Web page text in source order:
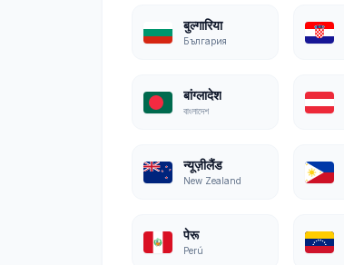
बुल्गारिया
България
बांग्लादेश
বাংলাদেশ
न्यूज़ीलैंड
New Zealand
पेरू
Perú